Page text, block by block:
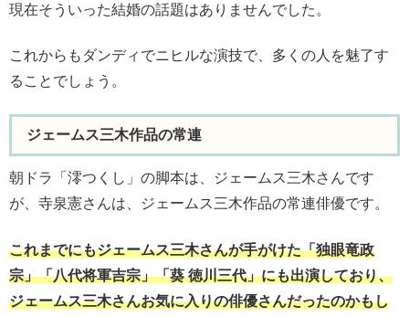
現在そういった結婚の話題はありませんでした。
これからもダンディでニヒルな演技で、多くの人を魅了す
ることでしょう。
ジェームス三木作品の常連
朝ドラ「澪つくし」の脚本は、ジェームス三木さんです
が、寺泉憲さんは、ジェームス三木作品の常連俳優です。
これまでにもジェームス三木さんが手がけた「独眼竜政
宗」「八代将軍吉宗」「葵 徳川三代」にも出演しており、
ジェームス三木さんお気に入りの俳優さんだったのかもし